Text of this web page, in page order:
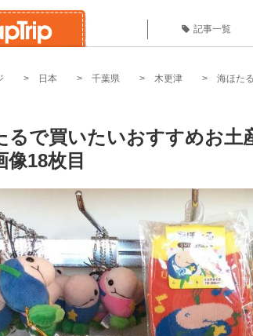
記事一覧
日本 千葉県 木更津 海ほた
るで買いたいおすすめお土
像18枚目